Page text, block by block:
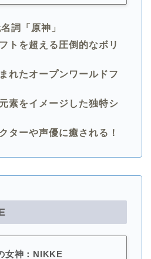
詞「原神」
トを超える圧倒的なボリ
れたオープンワールドフ
素をイメージした独特シ
ターや声優に癒される！
女神：NIKKE